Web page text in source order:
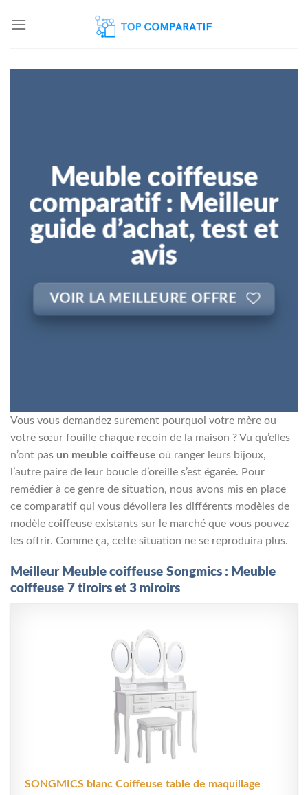
Meuble coiffeuse
comparatif : Meilleur
guide d’achat, test et
avis
VOIR LA MEILLEURE OFFRE
Vous vous demandez surement pourquoi votre mère ou
votre sœur fouille chaque recoin de la maison ? Vu qu’elles
n’ont pas un meuble coiffeuse où ranger leurs bijoux,
l’autre paire de leur boucle d’oreille s’est égarée. Pour
remédier à ce genre de situation, nous avons mis en place
ce comparatif qui vous dévoilera les différents modèles de
modèle coiffeuse existants sur le marché que vous pouvez
les offrir. Comme ça, cette situation ne se reproduira plus.
Meilleur Meuble coiffeuse Songmics : Meuble
coiffeuse 7 tiroirs et 3 miroirs
SONGMICS blanc Coiffeuse table de maquillage